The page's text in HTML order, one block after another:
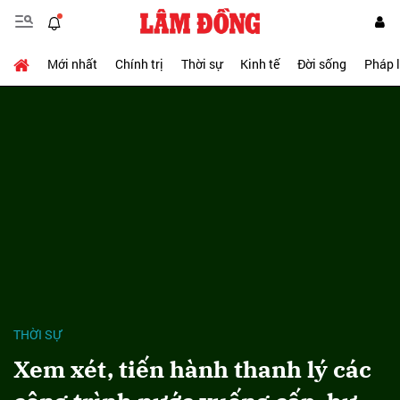
Mới nhất Chính trị Thời sự Kinh tế Đời sống Pháp
THỜI SỰ
Xem xét, tiến hành thanh lý các